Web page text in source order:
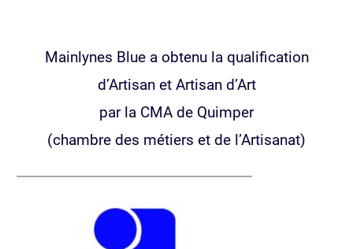
Mainlynes Blue a obtenu la qualification
d’Artisan et Artisan d’Art
par la CMA de Quimper
(chambre des métiers et de l’Artisanat)